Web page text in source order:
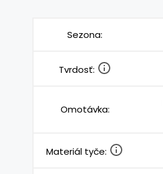
Sezona:
Tvrdosť:
Omotávka:
Materiál tyče: